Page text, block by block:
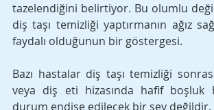
tazelendiğini belirtiyor. Bu olumlu
diş taşı temizliği yaptırmanın ağız
faydalı olduğunun bir göstergesi.
Bazı hastalar diş taşı temizliği
veya diş eti hizasında hafif boşluk
durum endişe edilecek bir şey değildir.